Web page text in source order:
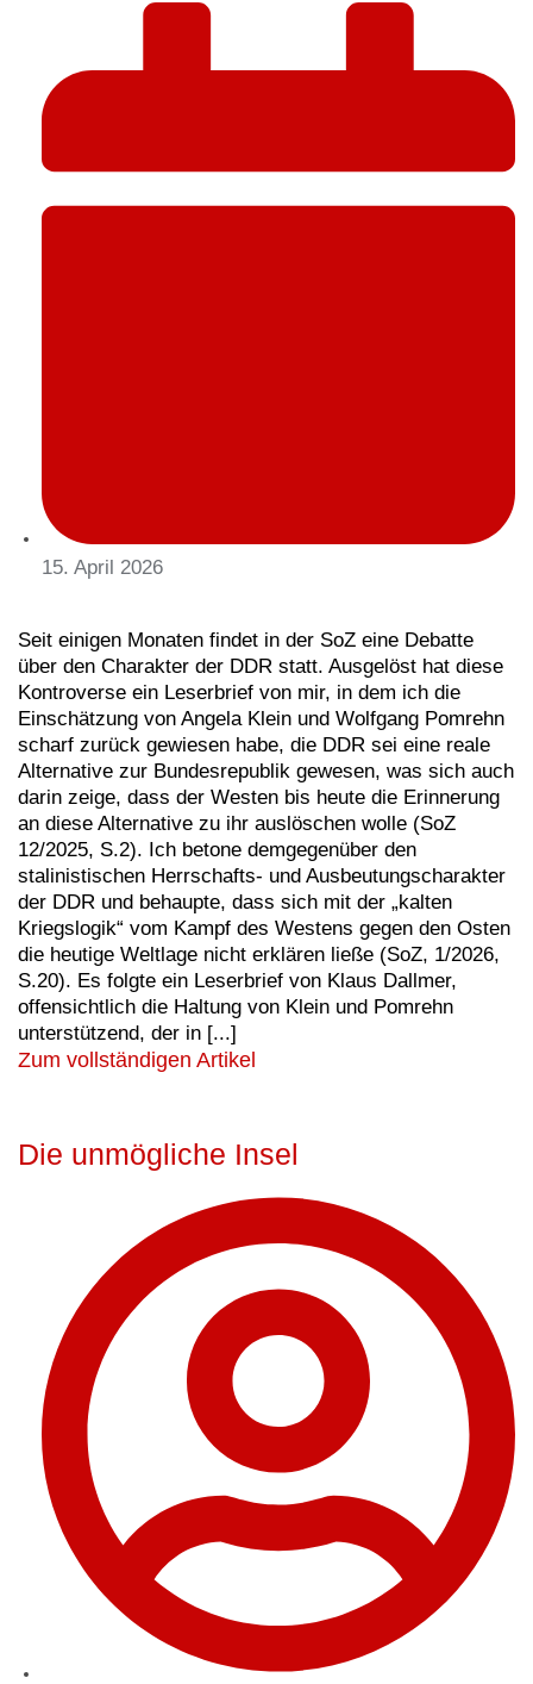
15. April 2026
Seit einigen Monaten findet in der SoZ eine Debatte
über den Charakter der DDR statt. Ausgelöst hat diese
Kontroverse ein Leserbrief von mir, in dem ich die
Einschätzung von Angela Klein und Wolfgang Pomrehn
scharf zurück gewiesen habe, die DDR sei eine reale
Alternative zur Bundesrepublik gewesen, was sich auch
darin zeige, dass der Westen bis heute die Erinnerung
an diese Alternative zu ihr auslöschen wolle (SoZ
12/2025, S.2). Ich betone demgegenüber den
stalinistischen Herrschafts- und Ausbeutungscharakter
der DDR und behaupte, dass sich mit der „kalten
Kriegslogik“ vom Kampf des Westens gegen den Osten
die heutige Weltlage nicht erklären ließe (SoZ, 1/2026,
S.20). Es folgte ein Leserbrief von Klaus Dallmer,
offensichtlich die Haltung von Klein und Pomrehn
unterstützend, der in [...]
Zum vollständigen Artikel
Die unmögliche Insel